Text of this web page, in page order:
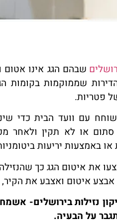
שבהם הגג אינו אטום
שממוקמות בקומות
פטריות.
עם וועד הבית כדי
או לא תקין ולאחר
באמצעות יריעות
את איטום הגג כך
איטום ואצבע את הקיר,
נזילות בירושלים-
על הבעיה.